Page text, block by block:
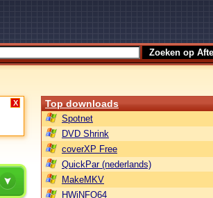
X Top downloads
Spotnet
DVD Shrink
coverXP Free
QuickPar (nederlands)
MakeMKV
HWiNFO64